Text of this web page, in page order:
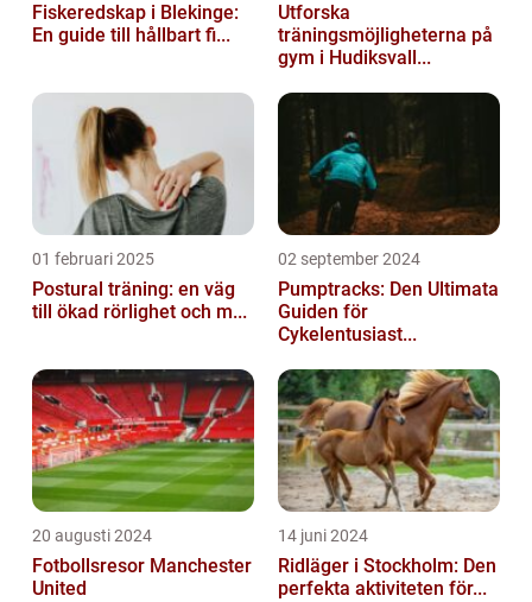
Fiskeredskap i Blekinge:
En guide till hållbart fi...
Utforska
träningsmöjligheterna på
gym i Hudiksvall...
01 februari 2025
Postural träning: en väg
till ökad rörlighet och m...
02 september 2024
Pumptracks: Den Ultimata
Guiden för
Cykelentusiast...
20 augusti 2024
Fotbollsresor Manchester
United
14 juni 2024
Ridläger i Stockholm: Den
perfekta aktiviteten för...